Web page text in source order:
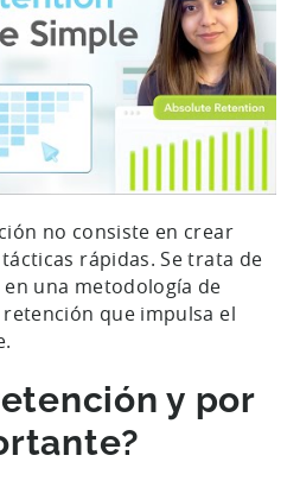
no consiste en crear
rápidas. Se trata de
una metodología de
que impulsa el
y por